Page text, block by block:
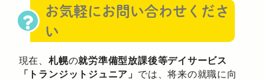
お気軽にお問い合わせくださ
い
現在、 札幌の就労準備型放課後等デイサービス
「トランジットジュニア」 では、将来の就職に向